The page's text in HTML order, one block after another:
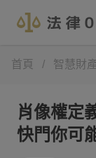
首頁 / 智慧財
肖像權定
快門你可